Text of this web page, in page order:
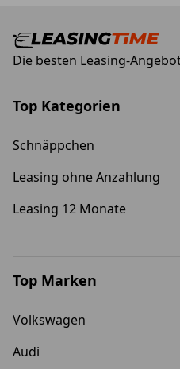
Die besten Leasing-
Top Kategorien
Schnäppchen
Leasing ohne Anzahlung
Leasing 12 Monate
Top Marken
Volkswagen
Audi